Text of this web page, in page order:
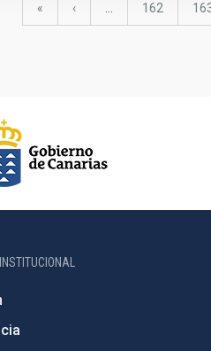
Primera
«
Página
‹ … Página
162